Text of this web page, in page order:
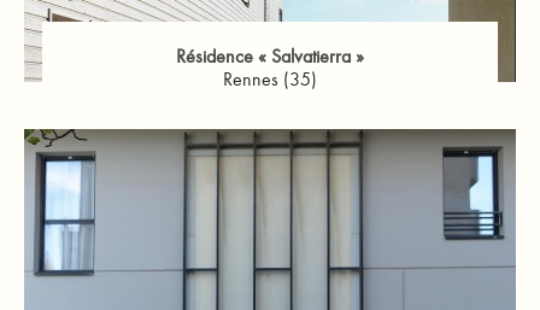
Résidence « Salvatierra »
Rennes (35)